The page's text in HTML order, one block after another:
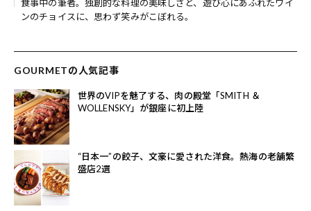
食事中の筆者。独創的な料理の美味しさと、遊び心にあふれたワイ
ンのチョイスに、思わず笑みがこぼれる。
GOURMETの人気記事
世界のVIPを魅了する、肉の殿堂「SMITH ＆
WOLLENSKY」が銀座に初上陸
“日本一”の餃子、文豪に愛された洋食。熱海の老舗繁
盛店2選